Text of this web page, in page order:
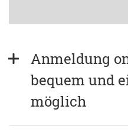
Anmeldung
bequem und
möglich